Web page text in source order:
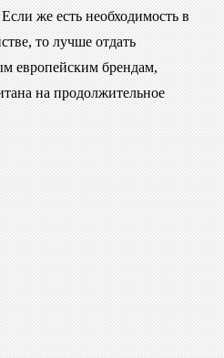
же есть необходимость в
то лучше отдать
европейским брендам,
на продолжительное